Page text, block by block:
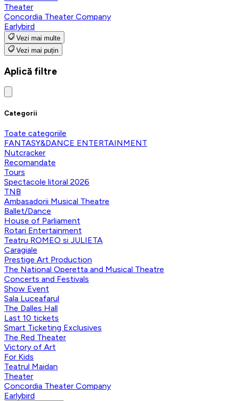
Theater
Concordia Theater Company
Earlybird
Vezi mai multe
Vezi mai puțin
Aplică filtre
Categorii
Toate categoriile
FANTASY&DANCE ENTERTAINMENT
Nutcracker
Recomandate
Tours
Spectacole litoral 2026
TNB
Ambasadorii Musical Theatre
Ballet/Dance
House of Parliament
Rotari Entertainment
Teatru ROMEO si JULIETA
Caragiale
Prestige Art Production
The National Operetta and Musical Theatre
Concerts and Festivals
Show Event
Sala Luceafarul
The Dalles Hall
Last 10 tickets
Smart Ticketing Exclusives
The Red Theater
Victory of Art
For Kids
Teatrul Maidan
Theater
Concordia Theater Company
Earlybird